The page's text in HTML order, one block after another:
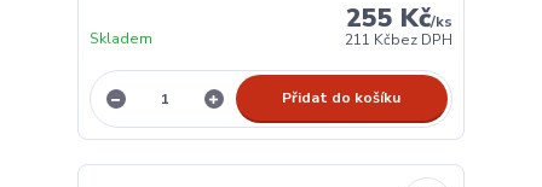
255 Kč/ks
211 Kčbez DPH
Skladem
Přidat do košíku